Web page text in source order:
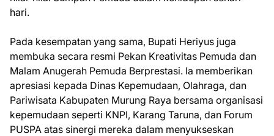
hari.
Pada kesempatan yang sama, Bupati Heriyus juga
membuka secara resmi Pekan Kreativitas Pemuda dan
Malam Anugerah Pemuda Berprestasi. Ia memberikan
apresiasi kepada Dinas Kepemudaan, Olahraga, dan
Pariwisata Kabupaten Murung Raya bersama organisasi
kepemudaan seperti KNPI, Karang Taruna, dan Forum
PUSPA atas sinergi mereka dalam menyukseskan